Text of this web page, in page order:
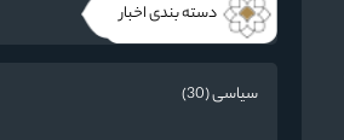
دسته بندی اخبار
سیاسی (30)